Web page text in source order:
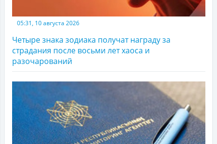
05:31, 10 августа 2026
Четыре знака зодиака получат награду за
страдания после восьми лет хаоса и
разочарований